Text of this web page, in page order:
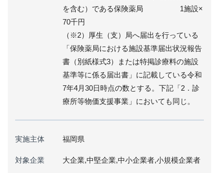
を含む）である保険薬局 1施設×
70千円
（※2）厚生（支）局へ届出を行っている
「保険薬局における施設基準届出状況報告
書（別紙様式3）または特掲診療料の施設
基準等に係る届出書」に記載している令和
7年4月30日時点の数とする。下記「2．診
療所等物価支援事業」においても同じ。
実施主体 福岡県
対象企業 大企業,中堅企業,中小企業者,小規模企業者